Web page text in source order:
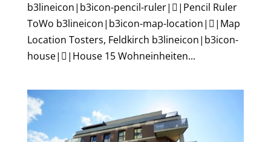
b3lineicon|b3icon-pencil-ruler||Pencil Ruler
ToWo b3lineicon|b3icon-map-location||Map
Location Tosters, Feldkirch b3lineicon|b3icon-
house||House 15 Wohneinheiten...